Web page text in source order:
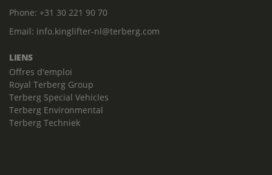
Phone: +31 30 221 90 70
Email: info.kinglifter-nl@terberg.com
LIENS
Offres d'emploi
Royal Terberg Group
Terberg Special Vehicles
Terberg Environmental
Terberg Techniek